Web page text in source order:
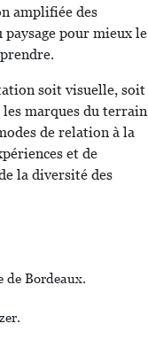
amplifiée des
paysage pour mieux le
soit visuelle, soit
marques du terrain
de relation à la
et de
la diversité des
de Bordeaux.